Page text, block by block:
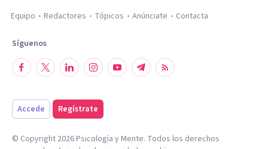
Equipo
Redactores Tópicos Anúnciate Contacta
Síguenos
Accede Regístrate
© Copyright 2026Psicología y Mente. Todos los derechos